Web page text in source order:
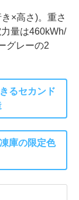
×高さ)。重さ
量は460kWh/
グレーの2
るセカンド
庫の限定色